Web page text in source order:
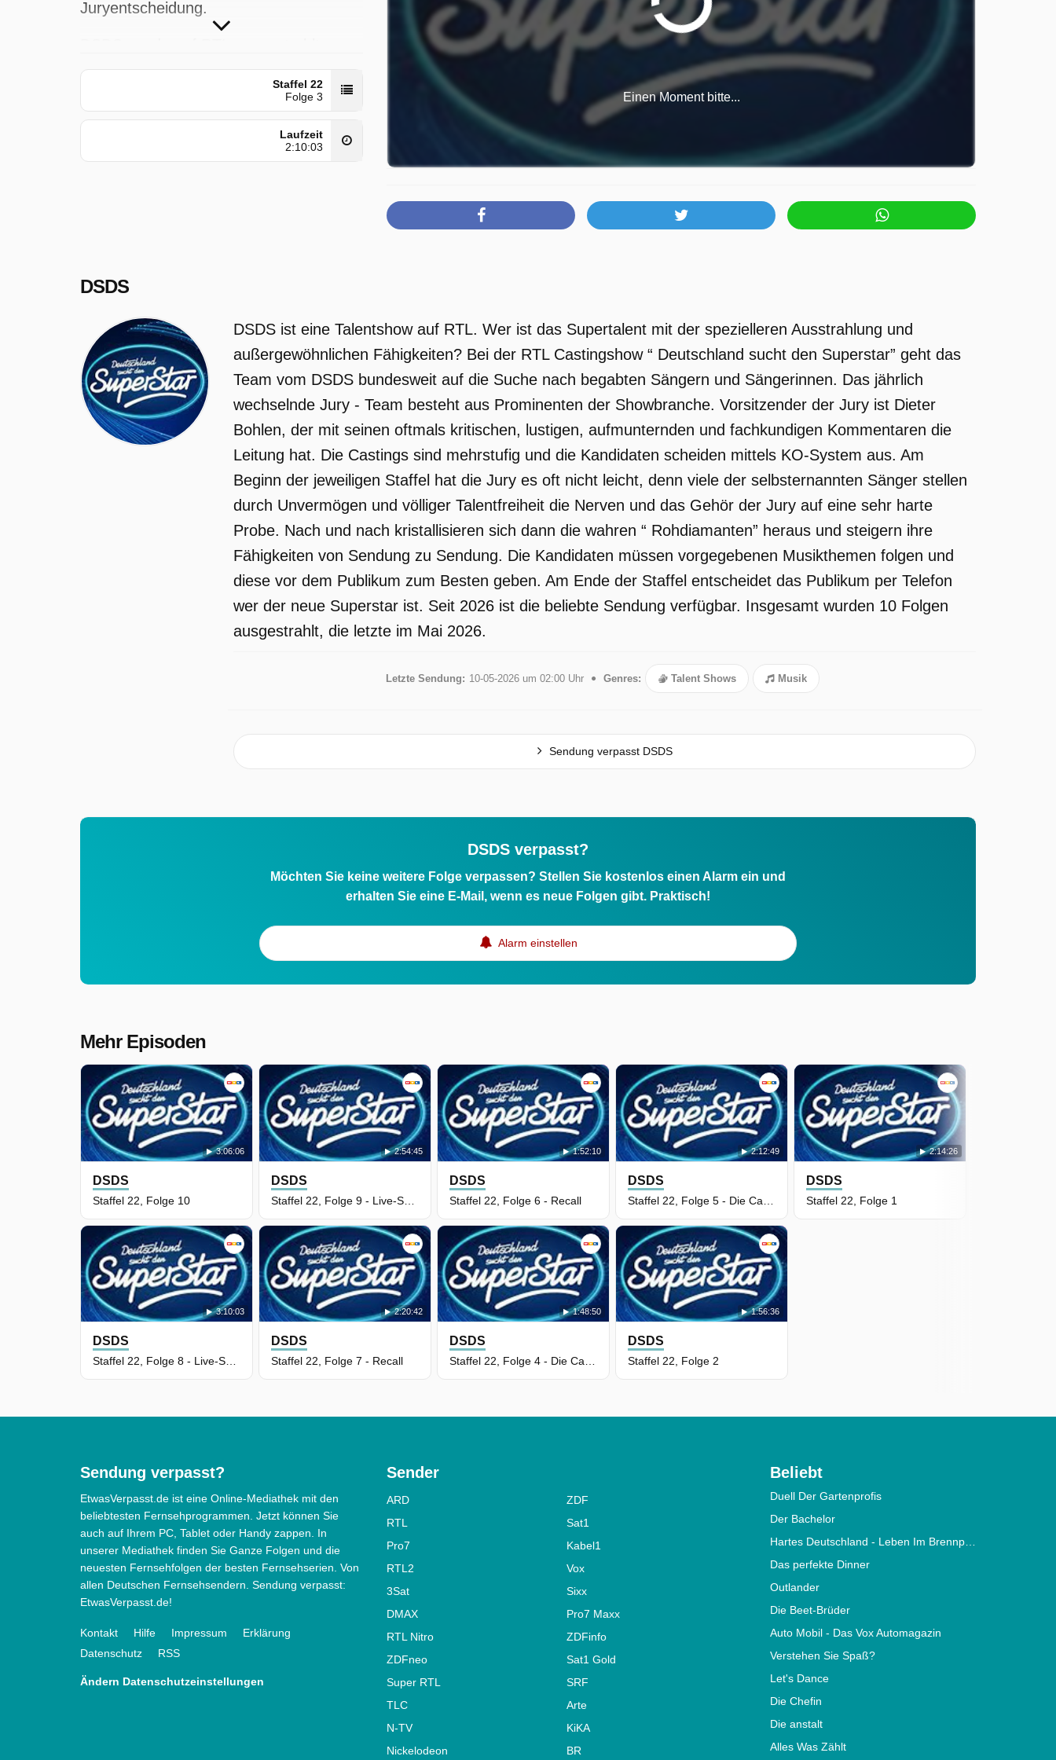
Juryentscheidung.
Samstag 11 April 2026, 20:15 Uhr.
Staffel 22
Folge 3
Laufzeit
2:10:03
Einen Moment bitte...
DSDS
DSDS ist eine Talentshow auf RTL. Wer ist das Supertalent mit der spezielleren Ausstrahlung und
außergewöhnlichen Fähigkeiten? Bei der RTL Castingshow “ Deutschland sucht den Superstar” geht das
Team vom DSDS bundesweit auf die Suche nach begabten Sängern und Sängerinnen. Das jährlich
wechselnde Jury - Team besteht aus Prominenten der Showbranche. Vorsitzender der Jury ist Dieter
Bohlen, der mit seinen oftmals kritischen, lustigen, aufmunternden und fachkundigen Kommentaren die
Leitung hat. Die Castings sind mehrstufig und die Kandidaten scheiden mittels KO-System aus. Am
Beginn der jeweiligen Staffel hat die Jury es oft nicht leicht, denn viele der selbsternannten Sänger stellen
durch Unvermögen und völliger Talentfreiheit die Nerven und das Gehör der Jury auf eine sehr harte
Probe. Nach und nach kristallisieren sich dann die wahren “ Rohdiamanten” heraus und steigern ihre
Fähigkeiten von Sendung zu Sendung. Die Kandidaten müssen vorgegebenen Musikthemen folgen und
diese vor dem Publikum zum Besten geben. Am Ende der Staffel entscheidet das Publikum per Telefon
wer der neue Superstar ist. Seit 2026 ist die beliebte Sendung verfügbar. Insgesamt wurden 10 Folgen
ausgestrahlt, die letzte im Mai 2026.
Letzte Sendung: 10-05-2026 um 02:00 Uhr Genres: Talent Shows Musik
Sendung verpasst DSDS
DSDS verpasst?
Möchten Sie keine weitere Folge verpassen? Stellen Sie kostenlos einen Alarm ein und
erhalten Sie eine E-Mail, wenn es neue Folgen gibt. Praktisch!
Alarm einstellen
Mehr Episoden
3:06:06
DSDS
Staffel 22, Folge 10
2:54:45
DSDS
3:10:03
DSDS
2:20:42
DSDS
Staffel 22, Folge 7 - Recall
1:52:10
DSDS
Staffel 22, Folge 6 - Recall
2:12:49
DSDS
1:48:50
DSDS
1:56:36
DSDS
Staffel 22, Folge 2
2:14:26
DSDS
Staffel 22, Folge 1
Sendung verpasst?
EtwasVerpasst.de ist eine Online-Mediathek mit den
beliebtesten Fernsehprogrammen. Jetzt können Sie
auch auf Ihrem PC, Tablet oder Handy zappen. In
unserer Mediathek finden Sie Ganze Folgen und die
neuesten Fernsehfolgen der besten Fernsehserien. Von
allen Deutschen Fernsehsendern. Sendung verpasst:
EtwasVerpasst.de!
Kontakt Hilfe Impressum
Erklärung
Datenschutz
RSS
Ändern Datenschutzeinstellungen
Sender
ARD
ZDF
RTL
Sat1
Pro7
Kabel1
RTL2
Vox
3Sat
Sixx
DMAX
Pro7 Maxx
RTL Nitro
ZDFinfo
ZDFneo
Sat1 Gold
Super RTL
SRF
TLC
Arte
N-TV
KiKA
Nickelodeon
BR
Beliebt
Duell Der Gartenprofis
Der Bachelor
Hartes Deutschland - Leben Im Brennpunkt
Das perfekte Dinner
Outlander
Die Beet-Brüder
Auto Mobil - Das Vox Automagazin
Verstehen Sie Spaß?
Let's Dance
Die Chefin
Die anstalt
Alles Was Zählt